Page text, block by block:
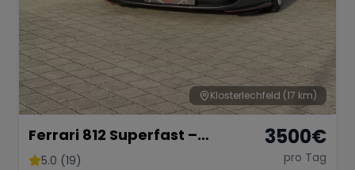
Klosterlechfeld (17 km)
Ferrari 812 Superfast –
Ultimativer V12-Supersportler
5.0 (19)
3500€
pro Tag